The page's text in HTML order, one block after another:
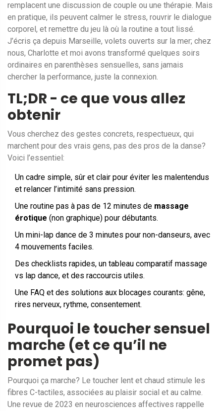
remplacent une discussion de couple ou une thérapie. Mais
en pratique, ils peuvent calmer le stress, rouvrir le dialogue
corporel, et remettre du jeu là où la routine a tout lissé.
J’écris ça depuis Marseille, volets ouverts sur la mer; chez
nous, Charlotte et moi avons transformé quelques soirs
ordinaires en parenthèses sensuelles, sans jamais
chercher la performance, juste la connexion.
TL;DR - ce que vous allez
obtenir
Vous cherchez des gestes concrets, respectueux, qui
marchent pour des vrais gens, pas des pros de la danse?
Voici l’essentiel:
Un cadre simple, sûr et clair pour éviter les malentendus
et relancer l’intimité sans pression.
Une routine pas à pas de 12 minutes de massage
érotique (non graphique) pour débutants.
Un mini-lap dance de 3 minutes pour non-danseurs, avec
4 mouvements faciles.
Des checklists rapides, un tableau comparatif massage
vs lap dance, et des raccourcis utiles.
Une FAQ et des solutions aux blocages courants: gêne,
rires nerveux, rythme, consentement.
Pourquoi le toucher sensuel
marche (et ce qu’il ne
promet pas)
Pourquoi ça marche? Le toucher lent et chaud stimule les
fibres C-tactiles, associées au plaisir social et au calme.
Une revue de 2023 en neurosciences affectives rappelle